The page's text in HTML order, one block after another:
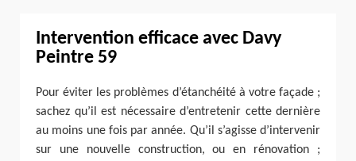
Intervention efficace avec Davy
Peintre 59
Pour éviter les problèmes d’étanchéité à votre façade ;
sachez qu’il est nécessaire d’entretenir cette dernière
au moins une fois par année. Qu’il s’agisse d’intervenir
sur une nouvelle construction, ou en rénovation ;